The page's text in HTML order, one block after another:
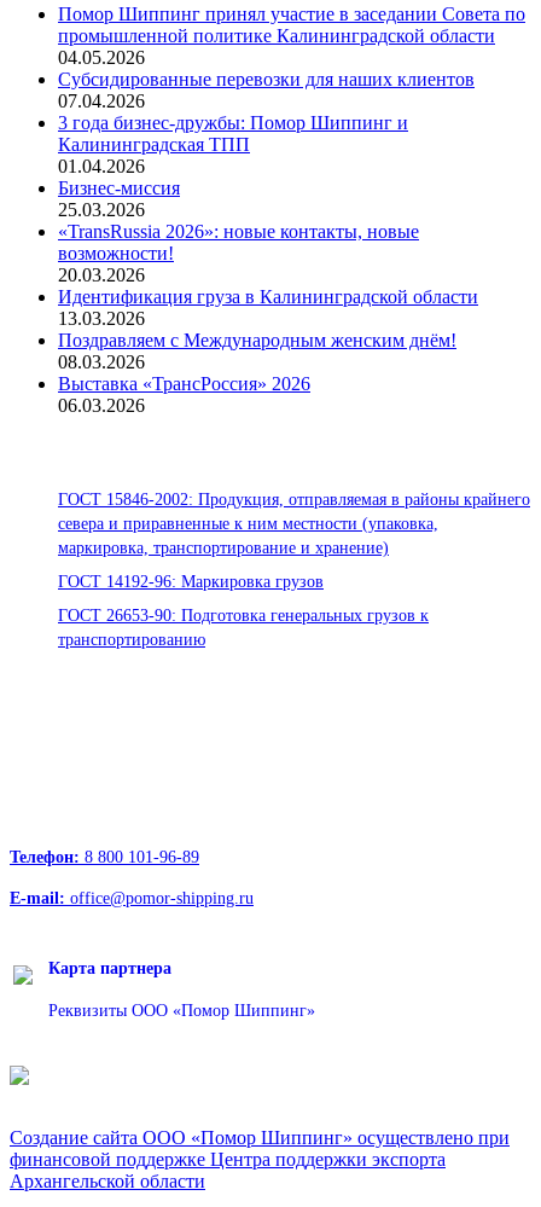
Помор Шиппинг принял участие в заседании Совета по
промышленной политике Калининградской области
04.05.2026
Субсидированные перевозки для наших клиентов
07.04.2026
3 года бизнес-дружбы: Помор Шиппинг и
Калининградская ТПП
01.04.2026
Бизнес-миссия
25.03.2026
«TransRussia 2026»: новые контакты, новые
возможности!
20.03.2026
Идентификация груза в Калининградской области
13.03.2026
Поздравляем с Международным женским днём!
08.03.2026
Выставка «ТрансРоссия» 2026
06.03.2026
ГОСТ 15846-2002: Продукция, отправляемая в районы крайнего
севера и приравненные к ним местности (упаковка,
маркировка, транспортирование и хранение)
ГОСТ 14192-96: Маркировка грузов
ГОСТ 26653-90: Подготовка генеральных грузов к
транспортированию
Телефон: 8 800 101-96-89
E-mail: office@pomor-shipping.ru
Карта партнера
Реквизиты ООО «Помор Шиппинг»
Создание сайта ООО «Помор Шиппинг» осуществлено при
финансовой поддержке Центра поддержки экспорта
Архангельской области